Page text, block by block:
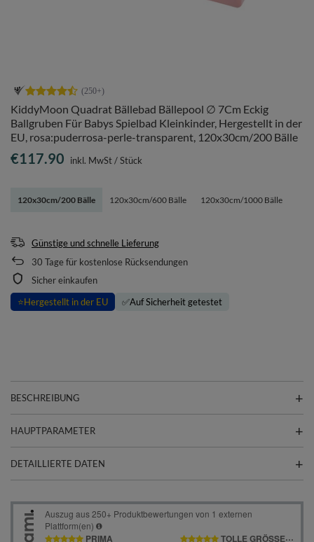
KiddyMoon Quadrat Bällebad Bällepool ∅ 7Cm Eckig
Ballgruben Für Babys Spielbad Kleinkinder, Hergestellt in der
EU, rosa:puderrosa-perle-transparent, 120x30cm/200 Bälle
120x30cm/200 Bälle 120x30cm/600 Bälle 120x30cm/1000 Bälle
€117.90 inkl. MwSt/Stück
Günstige und schnelle Lieferung
30 Tage für kostenlose Rücksendungen
Sicher einkaufen
⭐Hergestellt in der EU ✅Auf Sicherheit getestet
BESCHREIBUNG
HAUPTPARAMETER
DETAILLIERTE DATEN